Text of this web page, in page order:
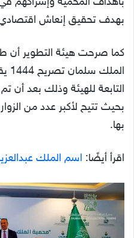
بهدف تحقيق إنعاش
كما صرحت هيئة التطوير أن
التابعة للهيئة وذلك بعد أن
بحيث تتيح لأكبر عدد من
بها.
اقرأ أيضًا: اسم الملك